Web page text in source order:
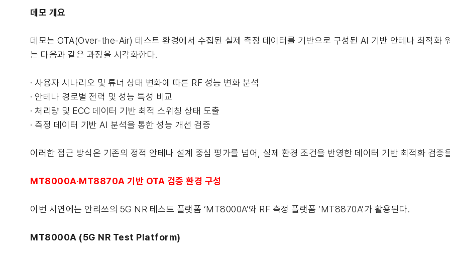
데모 개요
데모는 OTA(Over-the-Air) 테스트 환경에서 수집된 실제 측정 데이터를 기반으로 구성된 AI 기반 안테나 최적화
는 다음과 같은 과정을 시각화한다.
· 사용자 시나리오 및 튜너 상태 변화에 따른 RF 성능 변화 분석
· 안테나 경로별 전력 및 성능 특성 비교
· 처리량 및 ECC 데이터 기반 최적 스위칭 상태 도출
· 측정 데이터 기반 AI 분석을 통한 성능 개선 검증
이러한 접근 방식은 기존의 정적 안테나 설계 중심 평가를 넘어, 실제 환경 조건을 반영한 데이터 기반 최적화 검증
MT8000A·MT8870A 기반 OTA 검증 환경 구성
이번 시연에는 안리쓰의 5G NR 테스트 플랫폼 ‘MT8000A’와 RF 측정 플랫폼 ‘MT8870A’가 활용된다.
MT8000A (5G NR Test Platform)